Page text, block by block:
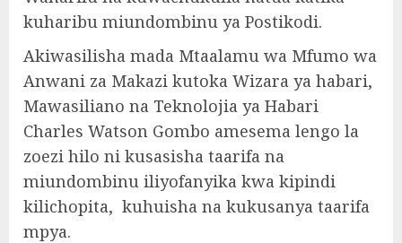
kuharibu miundombinu ya Postikodi.
Akiwasilisha mada Mtaalamu wa Mfumo wa
Anwani za Makazi kutoka Wizara ya habari,
Mawasiliano na Teknolojia ya Habari
Charles Watson Gombo amesema lengo la
zoezi hilo ni kusasisha taarifa na
miundombinu iliyofanyika kwa kipindi
kilichopita, kuhuisha na kukusanya taarifa
mpya.